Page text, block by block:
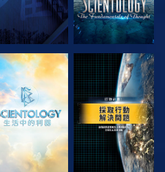
探索系列節目 觀看